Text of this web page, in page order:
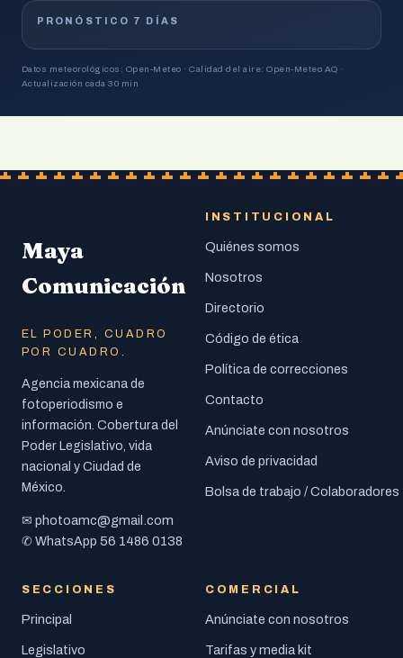
PRONÓSTICO 7 DÍAS
Datos meteorológicos: Open-Meteo · Calidad del aire: Open-Meteo AQ ·
Actualización cada 30 min
Maya
Comunicación
EL PODER, CUADRO
POR CUADRO.
Agencia mexicana de
fotoperiodismo e
información. Cobertura del
Poder Legislativo, vida
nacional y Ciudad de
México.
✉ photoamc@gmail.com
✆ WhatsApp 56 1486 0138
INSTITUCIONAL
Quiénes somos
Nosotros
Directorio
Código de ética
Política de correcciones
Contacto
Anúnciate con nosotros
Aviso de privacidad
Bolsa de trabajo / Colaboradores
SECCIONES
Principal
Legislativo
COMERCIAL
Anúnciate con nosotros
Tarifas y media kit